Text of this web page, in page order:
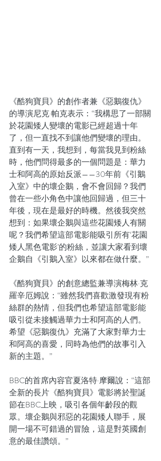
《酷狗寶貝》的創作者兼《惡鵝復仇》
的導演尼克·帕克表示：“我構思了一部關
於花園矮人變壞的電影已經超過十年
了，但一直找不到讓他們變壞的理由。
直到有一天，我想到，每當我見到粉絲
時，他們問得最多的一個問題是：華力
士和阿高的原始反派——30年前《引鵝
入室》中的壞企鵝，會不會回歸？我們
曾在一些小角色中讓他回歸過，但三十
年後，現在是最好的時機。然後我突然
想到：如果壞企鵝與這些花園矮人有關
呢？我們希望這部電影能吸引所有‘花園
矮人黑色電影’的粉絲，並讓大家看到壞
企鵝自《引鵝入室》以來都在做什麼。”
《酷狗寶貝》的創意總監兼導演梅林·克
羅辛厄姆說：“雖然我們喜歡激發現有粉
絲群的熱情，但我們也希望這部電影能
吸引從未接觸過華力士和阿高的人們。
希望《惡鵝復仇》充滿了大家對華力士
和阿高的喜愛，同時為他們的故事引入
新的主題。”
BBC的首席內容官夏洛特·摩爾說：“這部
全新的長片《酷狗寶貝》電影將於聖誕
節在BBC上映，吸引各個年齡段的觀
眾。壞企鵝與邪惡的花園矮人聯手，展
開一場不可錯過的冒險，這是對英國創
意的最佳讚頌。”